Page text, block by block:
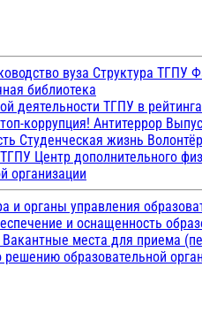
вуза Структура ТГПУ
библиотека
деятельности ТГПУ в
коррупция! Антитеррор
Студенческая жизнь
Центр дополнительного
организации
и органы управления
и оснащенность
Вакантные места для приема
решению образовательной